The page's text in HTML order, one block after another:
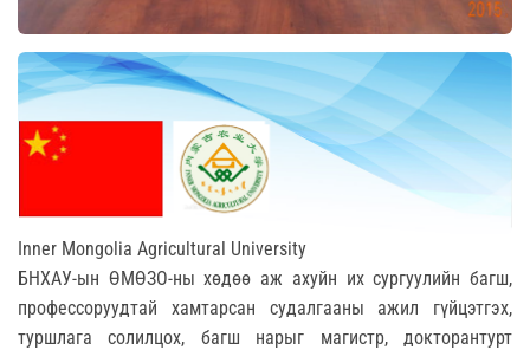
Inner Mongolia Agricultural University
БНХАУ-ын ӨМӨЗО-ны хөдөө аж ахуйн их сургуулийн багш,
профессоруудтай хамтарсан судалгааны ажил гүйцэтгэх,
туршлага солилцох, багш нарыг магистр, докторантурт